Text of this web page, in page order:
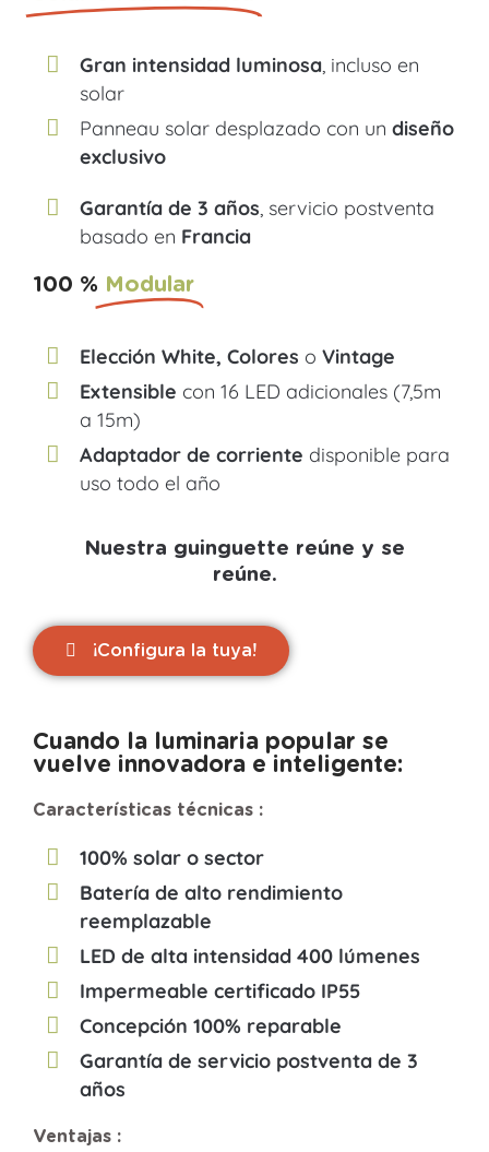
Gran intensidad luminosa , incluso en
solar
Panneau solar desplazado con undiseño
exclusivo
Garantía de 3 años , servicio postventa
basado en Francia
100 % Modular
Elección White, Colores oVintage
Extensible con 16 LED adicionales (7,5m
a 15m)
Adaptador de corriente disponible para
uso todo el año
Nuestra guinguette reúne y se
reúne.
¡Configura la tuya!
Cuando la luminaria popular se
vuelve innovadora e inteligente:
Características técnicas :
100% solar o sector
Batería de alto rendimiento
reemplazable
LED de alta intensidad 400 lúmenes
Impermeable certificado IP55
Concepción 100% reparable
Garantía de servicio postventa de 3
años
Ventajas :